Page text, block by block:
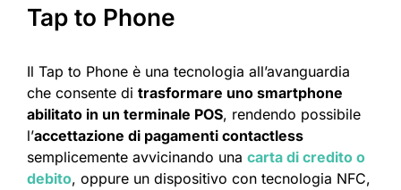
Tap to Phone
Il Tap to Phone è una tecnologia all’avanguardia
che consente di trasformare uno smartphone
abilitato in un terminale POS, rendendo possibile
l’accettazione di pagamenti contactless
semplicemente avvicinando una carta di credito o
debito, oppure un dispositivo con tecnologia NFC,